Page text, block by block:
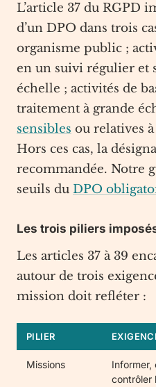
L’article 37 du RGPD
d’un DPO dans trois
organisme public ;
en un suivi régulier et
échelle ; activités de
traitement à grande
sensibles ou relatives
Hors ces cas, la
recommandée. Notre
seuils du DPO
Les trois piliers
Les articles 37 à 39
autour de trois
mission doit refléter :
PILIER
Missions
Informer,
contrôler